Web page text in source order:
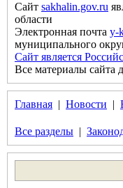
Сайт sakhalin.gov.ru
области
Электронная почта y-
муниципального
Сайт является
Все материалы сайта
Главная | Новости |
Все разделы |